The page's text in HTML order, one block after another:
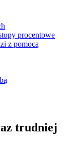
procentowe
z pomocą
trudniej